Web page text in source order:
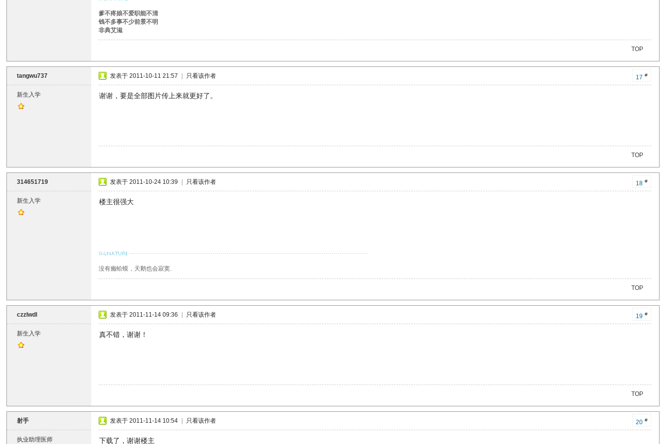
爹不疼娘不爱职能不清
钱不多事不少前景不明
非典艾滋
TOP
tangwu737
新生入学
17 #
发表于 2011-10-11 21:57 只看该作者
谢谢，要是全部图片传上来就更好了。
TOP
314651719
新生入学
18 #
发表于 2011-10-24 10:39 只看该作者
楼主很强大
没有癞蛤蟆，天鹅也会寂寞.
TOP
czzlwdl
新生入学
19 #
发表于 2011-11-14 09:36 只看该作者
真不错，谢谢！
TOP
射手
执业助理医师
20 #
发表于 2011-11-14 10:54 只看该作者
下载了，谢谢楼主